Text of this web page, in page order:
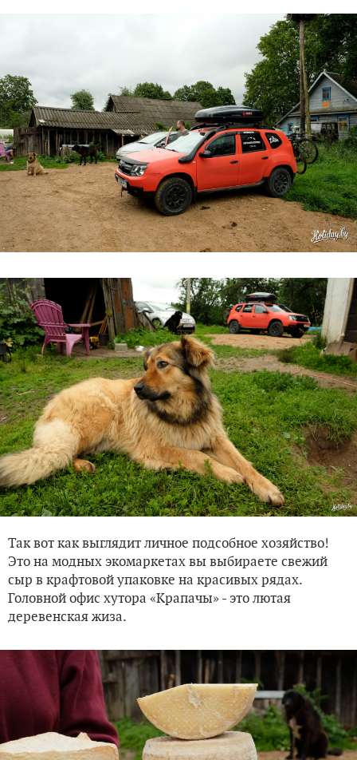
Так вот как выглядит личное подсобное хозяйство!
Это на модных экомаркетах вы выбираете свежий
сыр в крафтовой упаковке на красивых рядах.
Головной офис хутора «Крапачы» - это лютая
деревенская жиза.